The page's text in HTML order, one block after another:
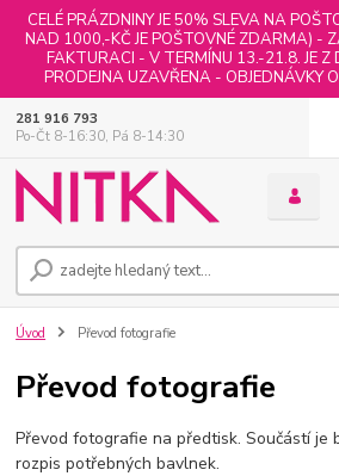
CELÉ PRÁZDNINY JE 50% SLEVA NA
NAD 1000,-KČ JE POŠTOVNÉ ZDARMA) -
FAKTURACI - V TERMÍNU 13.-21.8. JE Z
PRODEJNA UZAVŘENA - OBJEDNÁVKY
281 916 793
Po-Čt 8-16:30, Pá 8-14:30
Úvod Převod fotografie
Převod fotografie
Převod fotografie na předtisk. Součástí je
rozpis potřebných bavlnek.